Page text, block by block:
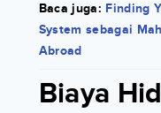
Baca juga: Finding
System sebagai
Abroad
Biaya